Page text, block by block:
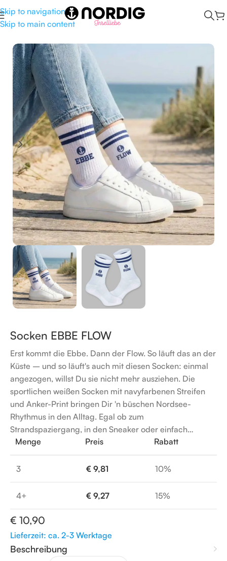
Skip to navigation
Skip to main content
Start /Mode/Socken
Socken EBBE FLOW
Erst kommt die Ebbe. Dann der Flow. So läuft das an der
Küste – und so läuft's auch mit diesen Socken: einmal
angezogen, willst Du sie nicht mehr ausziehen. Die
sportlichen weißen Socken mit navyfarbenen Streifen
und Anker-Print bringen Dir 'n büschen Nordsee-
Rhythmus in den Alltag. Egal ob zum
Strandspaziergang, in den Sneaker oder einfach…
Menge
Preis Rabatt
3 € 9,81 10%
4+ € 9,27 15%
€ 10,90
Lieferzeit: ca. 2-3 Werktage
Beschreibung